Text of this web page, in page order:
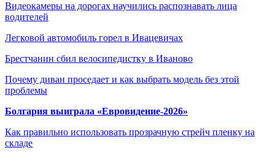
Видеокамеры на дорогах научились распознавать лица
водителей
Легковой автомобиль горел в Ивацевичах
Брестчанин сбил велосипедистку в Иваново
Почему диван проседает и как выбрать модель без этой
проблемы
Болгария выиграла «Евровидение-2026»
Как правильно использовать прозрачную стрейч пленку на
складе